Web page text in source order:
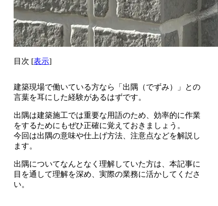
目次 [表示]
建築現場で働いている方なら「出隅（でずみ）」との
言葉を耳にした経験があるはずです。
出隅は建築施工では重要な用語のため、効率的に作業
をするためにもぜひ正確に覚えておきましょう。
今回は出隅の意味や仕上げ方法、注意点などを解説し
ます。
出隅についてなんとなく理解していた方は、本記事に
目を通して理解を深め、実際の業務に活かしてくださ
い。